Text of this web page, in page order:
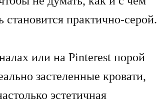
практично-серой.
или на Pinterest порой
застеленные кровати,
эстетичная